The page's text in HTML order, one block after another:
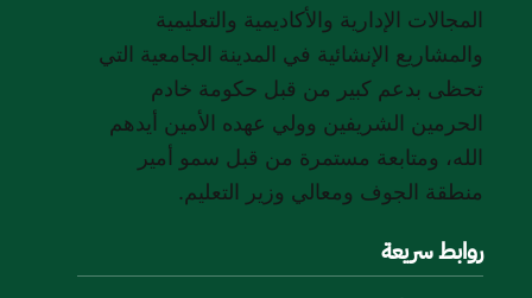
المجالات الإدارية والأكاديمية والتعليمية
والمشاريع الإنشائية في المدينة الجامعية التي
تحظى بدعم كبير من قبل حكومة خادم
الحرمين الشريفين وولي عهده الأمين أيدهم
الله، ومتابعة مستمرة من قبل سمو أمير
منطقة الجوف ومعالي وزير التعليم.
روابط سريعة